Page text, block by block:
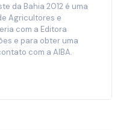
da Bahia 2012 é uma
Agricultores e
com a Editora
e para obter uma
com a AIBA.